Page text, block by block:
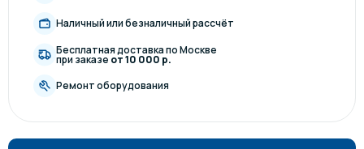
Наличный или безналичный рассчёт
Бесплатная доставка по Москве
при заказе от 10 000 р.
Ремонт оборудования